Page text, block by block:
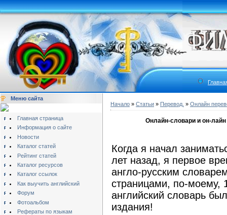
Меню сайта
Главная страница
Информация о сайте
Новости
Каталог статей
Рейтинг статей
Каталог ресурсов
Каталог ссылок
Как выучить английский
Форум
Фотоальбом
Рефераты по языкам
Начало » Статьи » Перевод. » Онлайн
Онлайн-словари и он-
Когда я начал
лет назад, я первое
англо-русским
страницами, по-моему,
английский словарь
издания!